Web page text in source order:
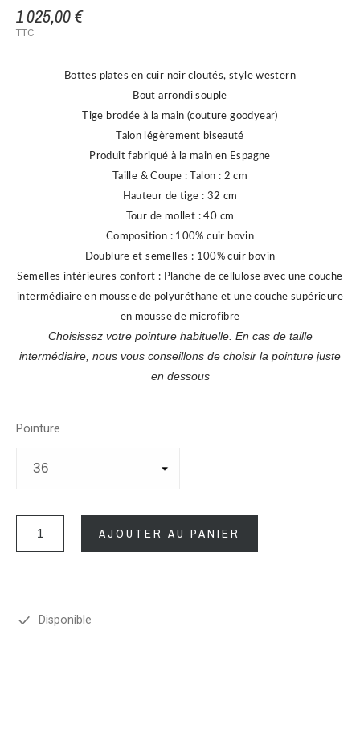
1 025,00 €
TTC
Bottes plates en cuir noir cloutés, style western
Bout arrondi souple
Tige brodée à la main (couture goodyear)
Talon légèrement biseauté
Produit fabriqué à la main en Espagne
Taille & Coupe :
Talon : 2 cm
Hauteur de tige : 32 cm
Tour de mollet : 40 cm
Composition : 100% cuir bovin
Doublure et semelles : 100% cuir bovin
Semelles intérieures confort : Planche de cellulose avec une couche
intermédiaire en mousse de polyuréthane et une couche supérieure
en mousse de microfibre
Choisissez votre pointure habituelle. En cas de taille
intermédiaire, nous vous conseillons de choisir la pointure juste
en dessous
Pointure
AJOUTER AU PANIER
Disponible